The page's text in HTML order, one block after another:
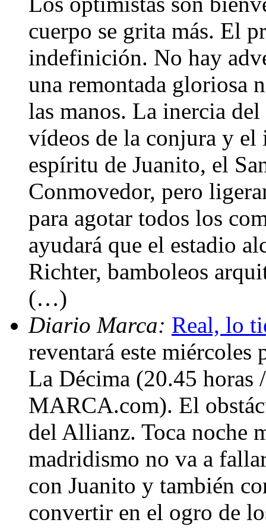
cuerpo se grita más. El
indefinición. No hay
una remontada gloriosa
las manos. La inercia
vídeos de la conjura y el
espíritu de Juanito, el
Conmovedor, pero
para agotar todos los
ayudará que el estadio
Richter, bamboleos
(…)
Diario Marca: Real, lo
reventará este
La Décima (20.45
MARCA.com). El
del Allianz. Toca noche
madridismo no va a
con Juanito y también
convertir en el ogro de